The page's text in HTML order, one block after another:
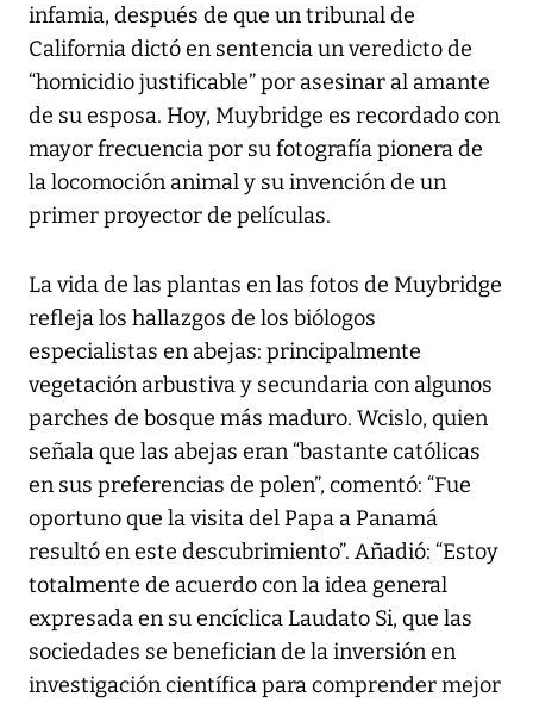
infamia, después de que un tribunal de
California dictó en sentencia un veredicto de
“homicidio justificable” por asesinar al amante
de su esposa. Hoy, Muybridge es recordado con
mayor frecuencia por su fotografía pionera de
la locomoción animal y su invención de un
primer proyector de películas.
La vida de las plantas en las fotos de Muybridge
refleja los hallazgos de los biólogos
especialistas en abejas: principalmente
vegetación arbustiva y secundaria con algunos
parches de bosque más maduro. Wcislo, quien
señala que las abejas eran “bastante católicas
en sus preferencias de polen”, comentó: “Fue
oportuno que la visita del Papa a Panamá
resultó en este descubrimiento”. Añadió: “Estoy
totalmente de acuerdo con la idea general
expresada en su encíclica Laudato Si, que las
sociedades se benefician de la inversión en
investigación científica para comprender mejor